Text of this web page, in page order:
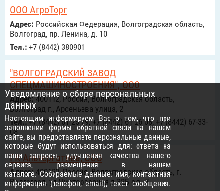
ООО АгроТорг
Адрес: Российcкая Федерация, Волгоградская область,
Волгоград, пр. Ленина, д. 10
Тел.: +7 (8442) 380901
"ВОЛГОГРАДСКИЙ ЗАВОД
СПЕЦМАШИНОСТРОЕНИЯ", ООО
Адрес:400112, Россия, Волгоградская область,
Волгоград г., Арсеньева улица, 2
Тел.:+7 (8442) 61 25 79, +7 (8442) 61 26 08, +7 (8442) 67-33-
08
ГК Альтернатива, ООО
Адрес:400120, Россия, Волгоградская область, г.
Волгоград, ул.Чистоозерная д.32Б оф. 7
Уведомление о сборе персональных
данных
Настоящим информируем Вас о том, что при
заполнении формы обратной связи на нашем
сайте, вы предоставляете персональные данные,
которые будут использоваться для: ответа на
ваши запросы, улучшения качества нашего
сервиса, размещения в нашем
каталоге. Собираемые данные: имя, контактная
информация (телефон, email), текст сообщения.